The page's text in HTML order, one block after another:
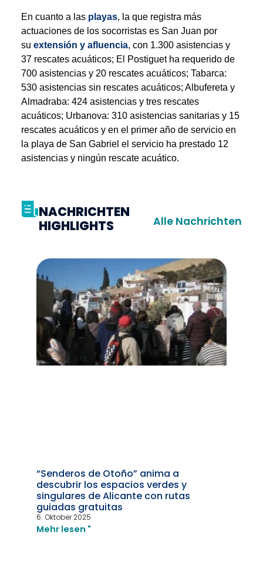
En cuanto a las playas, la que registra más
actuaciones de los socorristas es San Juan por
su extensión y afluencia, con 1.300 asistencias y
37 rescates acuáticos; El Postiguet ha requerido de
700 asistencias y 20 rescates acuáticos; Tabarca:
530 asistencias sin rescates acuáticos; Albufereta y
Almadraba: 424 asistencias y tres rescates
acuáticos; Urbanova: 310 asistencias sanitarias y 15
rescates acuáticos y en el primer año de servicio en
la playa de San Gabriel el servicio ha prestado 12
asistencias y ningún rescate acuático.
NACHRICHTEN
HIGHLIGHTS
Alle Nachrichten
“Senderos de Otoño” anima a
descubrir los espacios verdes y
singulares de Alicante con rutas
guiadas gratuitas
6. Oktober 2025
Mehr lesen "